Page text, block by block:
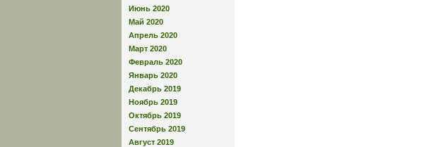
Июнь 2020
Май 2020
Апрель 2020
Март 2020
Февраль 2020
Январь 2020
Декабрь 2019
Ноябрь 2019
Октябрь 2019
Сентябрь 2019
Август 2019